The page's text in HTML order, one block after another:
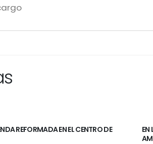
REFORMADA EN EL CENTRO DE
EN